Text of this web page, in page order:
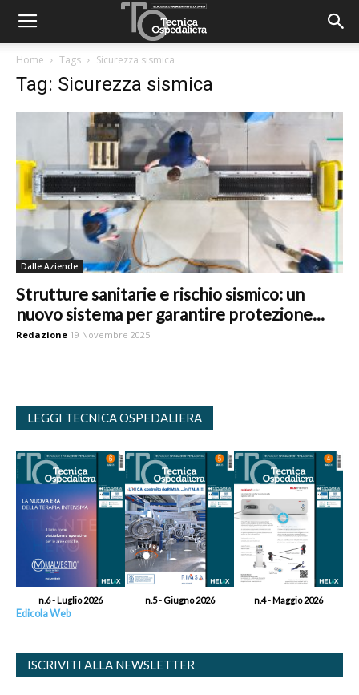
Home Tags Sicurezza sismica
Tag: Sicurezza sismica
Dalle Aziende
Strutture sanitarie e rischio sismico: un
nuovo sistema per garantire protezione...
Redazione 19 Novembre 2025
LEGGI TECNICA OSPEDALIERA
n.6 - Luglio 2026 n.5 - Giugno 2026 n.4 - Maggio 2026
Edicola Web
ISCRIVITI ALLA NEWSLETTER